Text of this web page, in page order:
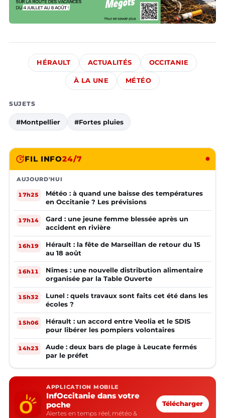
HÉRAULT ACTUALITÉS OCCITANIE
À LA UNE MÉTÉO
SUJETS
#Montpellier #Fortes pluies
FIL INFO24/7
AUJOURD'HUI
17h25
Météo : à quand une baisse des températures
en Occitanie ? Les prévisions
17h14
Gard : une jeune femme blessée après un
accident en rivière
16h19
Hérault : la fête de Marseillan de retour du 15
au 18 août
16h11
Nîmes : une nouvelle distribution alimentaire
organisée par la Table Ouverte
15h32
Lunel : quels travaux sont faits cet été dans les
écoles ?
15h06
Hérault : un accord entre Veolia et le SDIS
pour libérer les pompiers volontaires
14h23
Aude : deux bars de plage à Leucate fermés
par le préfet
APPLICATION MOBILE
InfOccitanie dans votre
poche
Alertes en temps réel, météo &
Télécharger